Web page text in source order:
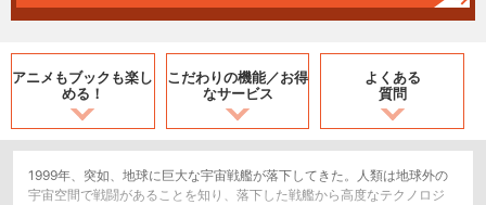
アニメもブックも楽し
める！
こだわりの機能／お得
なサービス
よくある
質問
1999年、突如、地球に巨大な宇宙戦艦が落下してきた。人類は地球外の
宇宙空間で戦闘があることを知り、落下した戦艦から高度なテクノロジ